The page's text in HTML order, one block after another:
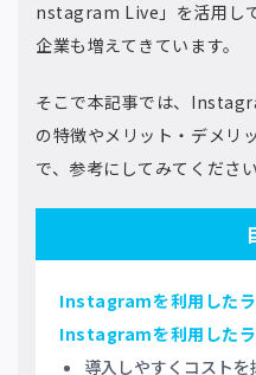
nstagram Live」を活用し
企業も増えてきています。
そこで本記事では、
の特徴やメリット・デメリ
で、参考にしてみてください
Instagramを利用したラ
Instagramを利用したラ
導入しやすくコストを